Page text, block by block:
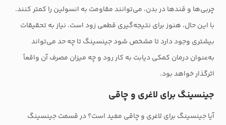
چربی‌ها و قندها در بدن، می‌توانند مقاومت به انسولین را کمتر کنند.
با این حال، هنوز برای نتیجه‌گیری قطعی زود است. نیاز به تحقیقات
بیشتری وجود دارد تا مشخص شود جینسینگ تا چه حد می‌تواند
به‌عنوان درمان کمکی دیابت به کار رود و چه میزان مصرف آن واقعاً
اثرگذار خواهد بود.
جینسینگ برای لاغری و چاقی
آیا جینسینگ برای لاغری و چاقی مفید است؟ در قسمت جینسینگ